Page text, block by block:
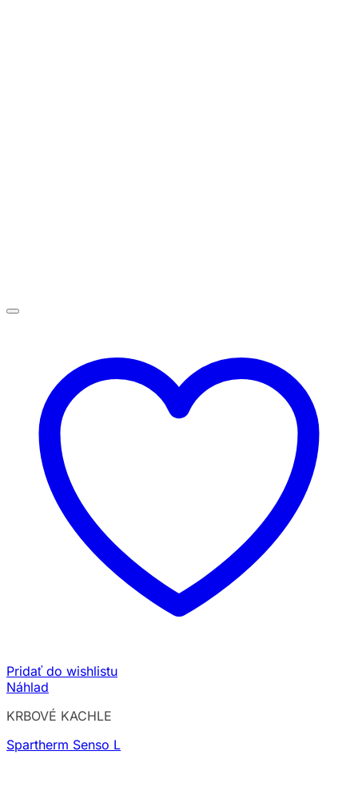
Pridať do wishlistu
Náhlad
KRBOVÉ KACHLE
Spartherm Senso L